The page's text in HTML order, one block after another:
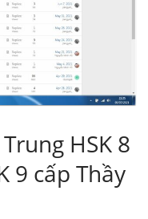
HSK 8
9 cấp Thầy